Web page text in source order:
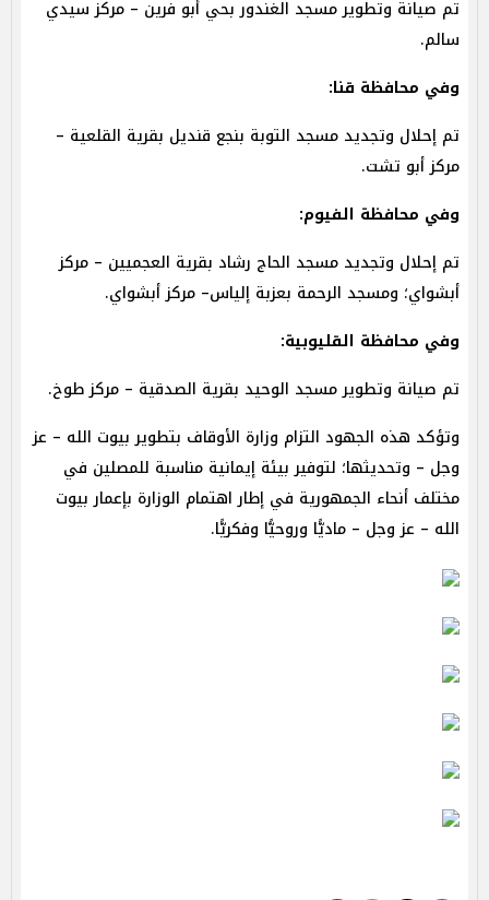
تم صيانة وتطوير مسجد الغندور بحي أبو فرين – مركز سيدي
سالم.
وفي محافظة قنا:
تم إحلال وتجديد مسجد التوبة بنجع قنديل بقرية القلعية –
مركز أبو تشت.
وفي محافظة الفيوم:
تم إحلال وتجديد مسجد الحاج رشاد بقرية العجميين – مركز
أبشواي؛ ومسجد الرحمة بعزبة إلياس– مركز أبشواي.
وفي محافظة القليوبية:
تم صيانة وتطوير مسجد الوحيد بقرية الصدقية – مركز طوخ.
وتؤكد هذه الجهود التزام وزارة الأوقاف بتطوير بيوت الله – عز
وجل – وتحديثها؛ لتوفير بيئة إيمانية مناسبة للمصلين في
مختلف أنحاء الجمهورية في إطار اهتمام الوزارة بإعمار بيوت
الله – عز وجل – ماديًّا وروحيًّا وفكريًّا.